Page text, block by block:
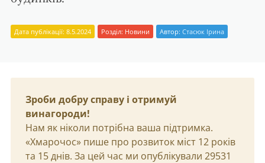
Дата публікації: 8.5.2024 Розділ: Новини Автор: Стасюк Ірина
Зроби добру справу і отримуй
винагороди!
Нам як ніколи потрібна ваша підтримка.
«Хмарочос» пише про розвиток міст 12 років
та 15 днів. За цей час ми опублікували 29531